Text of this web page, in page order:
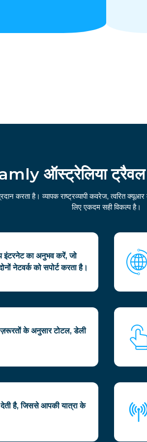
ऑस्ट्रेलिया
करता है। व्यापक राष्ट्रव्यापी कवरेज, त्वरित
लिए एकदम सही विकल्प है।
इंटरनेट का अनुभव करें, जो
नेटवर्क को सपोर्ट करता है।
के अनुसार टोटल, डेली
है, जिससे आपकी यात्रा के